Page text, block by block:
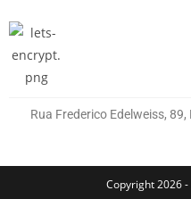
Rua Frederico Edelweiss,
Copyright 2026